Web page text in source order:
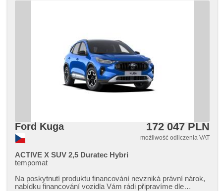
Ford Kuga 172 047 PLN
możliwość odliczenia VAT
ACTIVE X SUV 2,5 Duratec Hybri
tempomat
Na poskytnutí produktu financování nevzniká právní nárok,​
nabídku financování vozidla Vám rádi připravíme dle